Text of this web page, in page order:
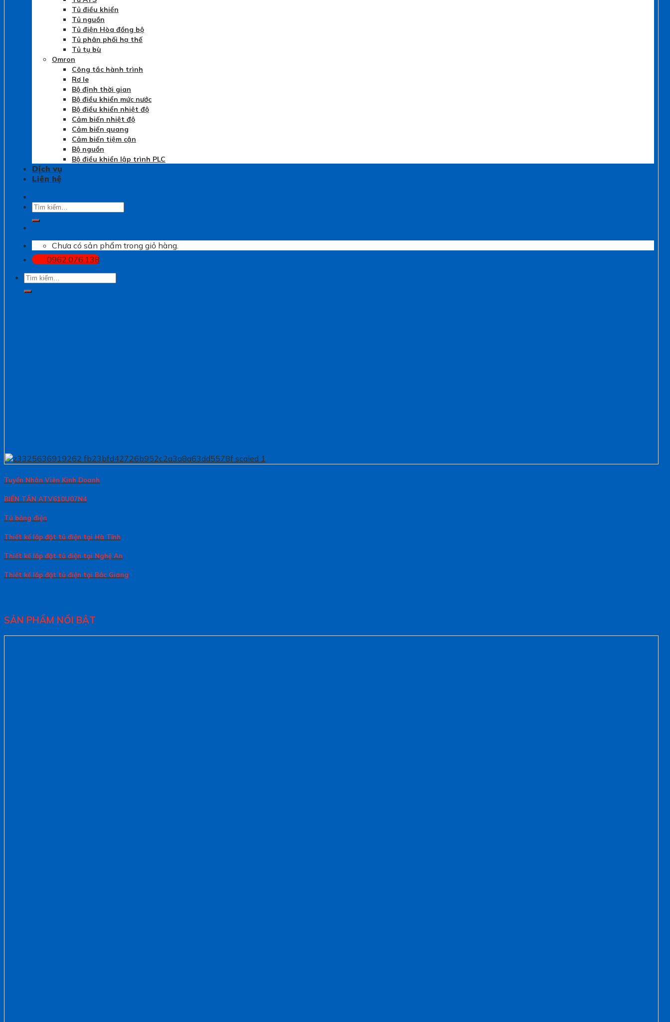
Tủ điều khiển
Tủ nguồn
Tủ điện Hòa đồng bộ
Tủ phân phối hạ thế
Tủ tụ bù
Omron
Công tắc hành trình
Rơ le
Bộ định thời gian
Bộ điều khiển mức nước
Bộ điều khiển nhiệt độ
Cảm biến nhiệt độ
Cảm biến quang
Cảm biến tiệm cận
Bộ nguồn
Bộ điều khiển lập trình PLC
Dịch vụ
Liên hệ
Tìm
Chưa có sản phẩm trong giỏ hàng.
0962.076.138
Tìm
Tuyển Nhân Viên Kinh Doanh
BIẾN TẦN ATV610U07N4
Tủ bảng điện
Thiết kế lắp đặt tủ điện tại Hà Tĩnh
Thiết kế lắp đặt tủ điện tại Nghệ An
Thiết kế lắp đặt tủ điện tại Bắc Giang
SẢN PHẨM NỔI BẬT